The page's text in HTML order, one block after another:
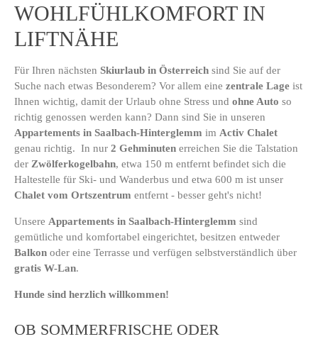
WOHLFÜHLKOMFORT IN
LIFTNÄHE
Für Ihren nächsten Skiurlaub in Österreich sind Sie auf der
Suche nach etwas Besonderem? Vor allem eine zentrale Lage ist
Ihnen wichtig, damit der Urlaub ohne Stress und ohne Auto so
richtig genossen werden kann? Dann sind Sie in unseren
Appartements in Saalbach-Hinterglemm im Activ Chalet
genau richtig. In nur 2 Gehminuten erreichen Sie die Talstation
der Zwölferkogelbahn, etwa 150 m entfernt befindet sich die
Haltestelle für Ski- und Wanderbus und etwa 600 m ist unser
Chalet vom Ortszentrum entfernt - besser geht's nicht!
Unsere Appartements in Saalbach-Hinterglemm sind
gemütliche und komfortabel eingerichtet, besitzen entweder
Balkon oder eine Terrasse und verfügen selbstverständlich über
gratis W-Lan.
Hunde sind herzlich willkommen!
OB SOMMERFRISCHE ODER